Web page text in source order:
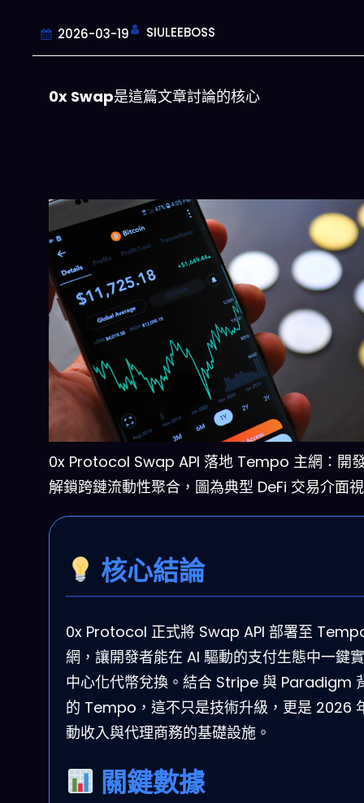
2026-03-19 SIULEEBOSS
0x Swap是這篇文章討論的核心
0x Protocol Swap API 落地 Tempo 主網：開
解鎖跨鏈流動性聚合，圖為典型 DeFi 交易介面
核心結論
0x Protocol 正式將 Swap API 部署至
網，讓開發者能在 AI 驅動的支付生態中一鍵
中心化代幣兌換。結合 Stripe 與 Paradigm
的 Tempo，這不只是技術升級，更是 2026
動收入與代理商務的基礎設施。
關鍵數據